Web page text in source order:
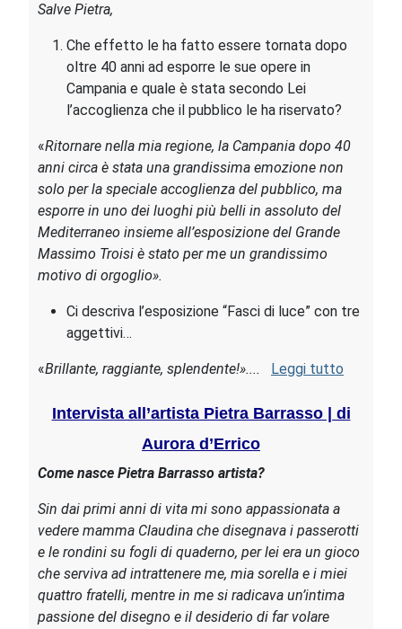
Salve Pietra,
Che effetto le ha fatto essere tornata dopo
oltre 40 anni ad esporre le sue opere in
Campania e quale è stata secondo Lei
l’accoglienza che il pubblico le ha riservato?
«Ritornare nella mia regione, la Campania dopo 40
anni circa è stata una grandissima emozione non
solo per la speciale accoglienza del pubblico, ma
esporre in uno dei luoghi più belli in assoluto del
Mediterraneo insieme all’esposizione del Grande
Massimo Troisi è stato per me un grandissimo
motivo di orgoglio».
Ci descriva l’esposizione “Fasci di luce” con tre
aggettivi…
«Brillante, raggiante, splendente!».... Leggi tutto
Intervista all’artista Pietra Barrasso | di
Aurora d’Errico
Come nasce Pietra Barrasso artista?
Sin dai primi anni di vita mi sono appassionata a
vedere mamma Claudina che disegnava i passerotti
e le rondini su fogli di quaderno, per lei era un gioco
che serviva ad intrattenere me, mia sorella e i miei
quattro fratelli, mentre in me si radicava un’intima
passione del disegno e il desiderio di far volare